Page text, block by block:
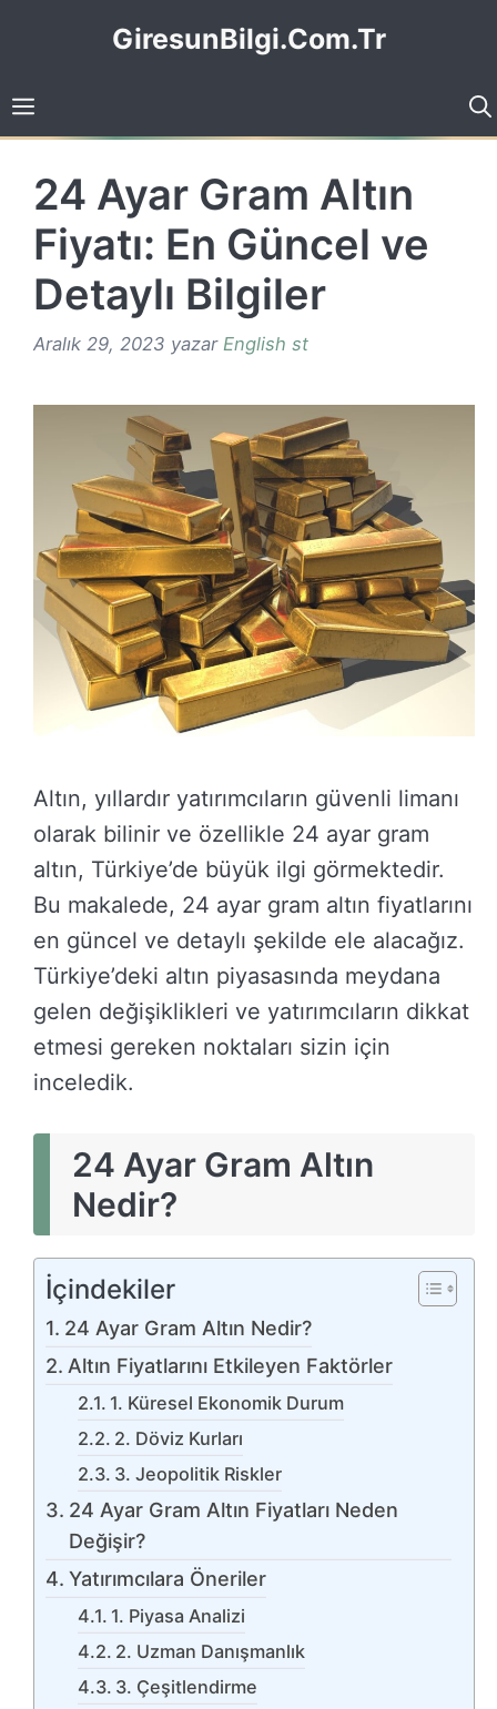
GiresunBilgi.Com.Tr
24 Ayar Gram Altın
Fiyatı: En Güncel ve
Detaylı Bilgiler
Aralık 29, 2023 yazar English st
Altın, yıllardır yatırımcıların güvenli limanı
olarak bilinir ve özellikle 24 ayar gram
altın, Türkiye’de büyük ilgi görmektedir.
Bu makalede, 24 ayar gram altın fiyatlarını
en güncel ve detaylı şekilde ele alacağız.
Türkiye’deki altın piyasasında meydana
gelen değişiklikleri ve yatırımcıların dikkat
etmesi gereken noktaları sizin için
inceledik.
24 Ayar Gram Altın
Nedir?
İçindekiler
24 Ayar Gram Altın Nedir?
Altın Fiyatlarını Etkileyen Faktörler
1. Küresel Ekonomik Durum
2. Döviz Kurları
3. Jeopolitik Riskler
24 Ayar Gram Altın Fiyatları Neden
Değişir?
Yatırımcılara Öneriler
1. Piyasa Analizi
2. Uzman Danışmanlık
3. Çeşitlendirme